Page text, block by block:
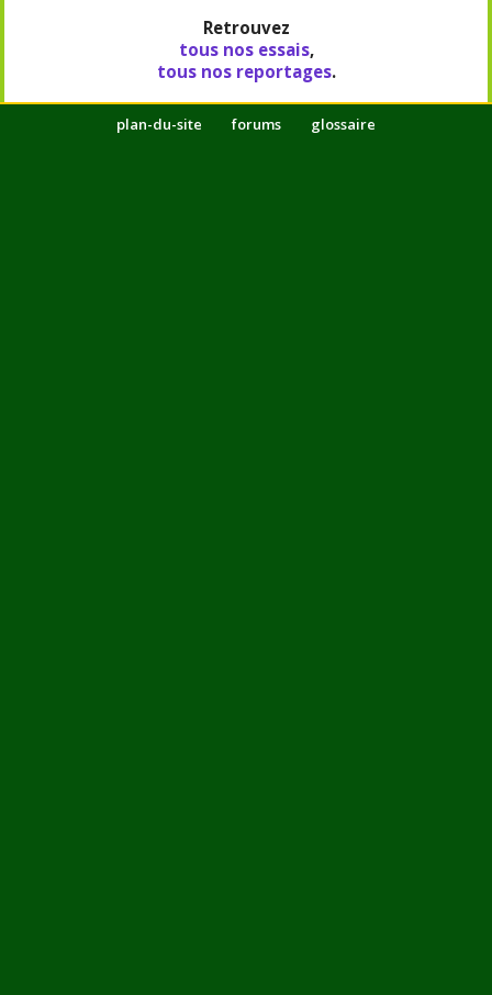
Retrouvez
tous nos essais,
tous nos reportages.
plan-du-site forums glossaire